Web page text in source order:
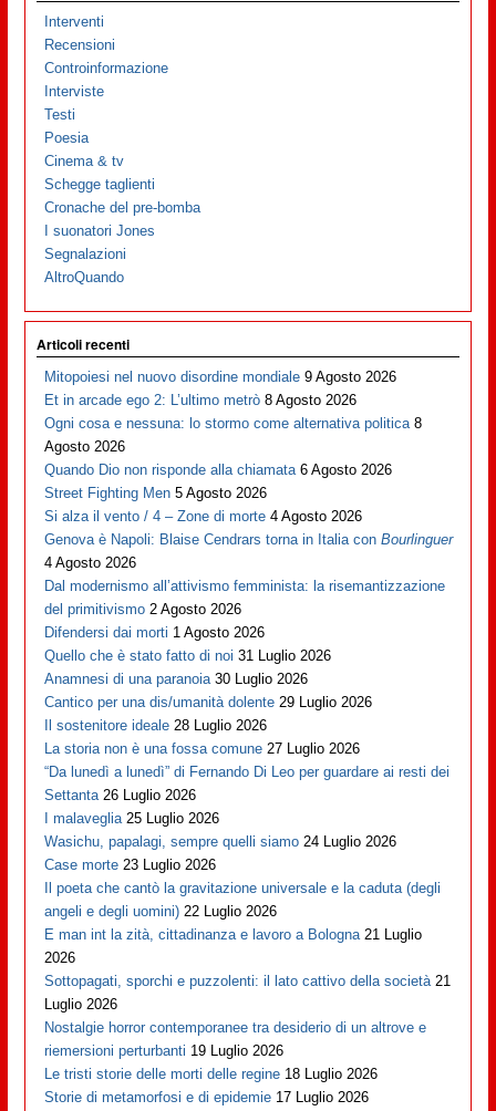
Interventi
Recensioni
Controinformazione
Interviste
Testi
Poesia
Cinema & tv
Schegge taglienti
Cronache del pre-bomba
I suonatori Jones
Segnalazioni
AltroQuando
Articoli recenti
Mitopoiesi nel nuovo disordine mondiale 9 Agosto 2026
Et in arcade ego 2: L’ultimo metrò 8 Agosto 2026
Ogni cosa e nessuna: lo stormo come alternativa politica 8
Agosto 2026
Quando Dio non risponde alla chiamata 6 Agosto 2026
Street Fighting Men 5 Agosto 2026
Si alza il vento / 4 – Zone di morte 4 Agosto 2026
Genova è Napoli: Blaise Cendrars torna in Italia conBourlinguer
4 Agosto 2026
Dal modernismo all’attivismo femminista: la risemantizzazione
del primitivismo 2 Agosto 2026
Difendersi dai morti 1 Agosto 2026
Quello che è stato fatto di noi 31 Luglio 2026
Anamnesi di una paranoia 30 Luglio 2026
Cantico per una dis/umanità dolente 29 Luglio 2026
Il sostenitore ideale 28 Luglio 2026
La storia non è una fossa comune 27 Luglio 2026
“Da lunedì a lunedì” di Fernando Di Leo per guardare ai resti dei
Settanta 26 Luglio 2026
I malaveglia 25 Luglio 2026
Wasichu, papalagi, sempre quelli siamo 24 Luglio 2026
Case morte 23 Luglio 2026
Il poeta che cantò la gravitazione universale e la caduta (degli
angeli e degli uomini) 22 Luglio 2026
E man int la zità, cittadinanza e lavoro a Bologna 21 Luglio
2026
Sottopagati, sporchi e puzzolenti: il lato cattivo della società 21
Luglio 2026
Nostalgie horror contemporanee tra desiderio di un altrove e
riemersioni perturbanti 19 Luglio 2026
Le tristi storie delle morti delle regine 18 Luglio 2026
Storie di metamorfosi e di epidemie 17 Luglio 2026